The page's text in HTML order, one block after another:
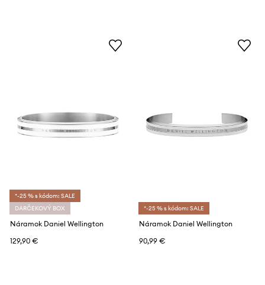
*-25 % s kódom: SALE
DARČEKOVÝ BOX
Náramok Daniel Wellington
129,90 €
*-25 % s kódom: SALE
Náramok Daniel Wellington
90,99 €